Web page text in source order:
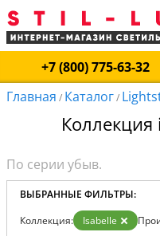
+7 (800) 775-63-32
Главная / Каталог/
ВЫБРАННЫЕ ФИЛЬТРЫ:
Коллекция: Isabelle